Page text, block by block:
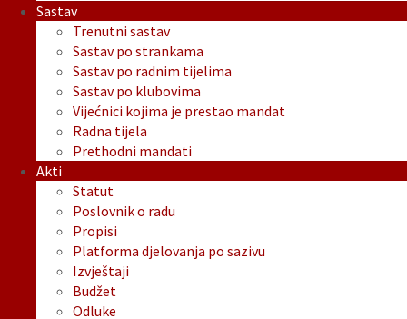
Sastav
Trenutni sastav
Sastav po strankama
Sastav po radnim tijelima
Sastav po klubovima
Vijećnici kojima je prestao mandat
Radna tijela
Prethodni mandati
Akti
Statut
Poslovnik o radu
Propisi
Platforma djelovanja po sazivu
Izvještaji
Budžet
Odluke